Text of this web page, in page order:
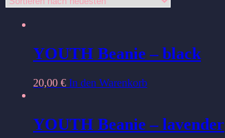
YOUTH Beanie – black
20,00 € In den Warenkorb
YOUTH Beanie – lavender